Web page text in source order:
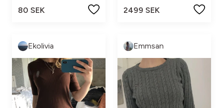
80 SEK
2499 SEK
Ekolivia Emmsan